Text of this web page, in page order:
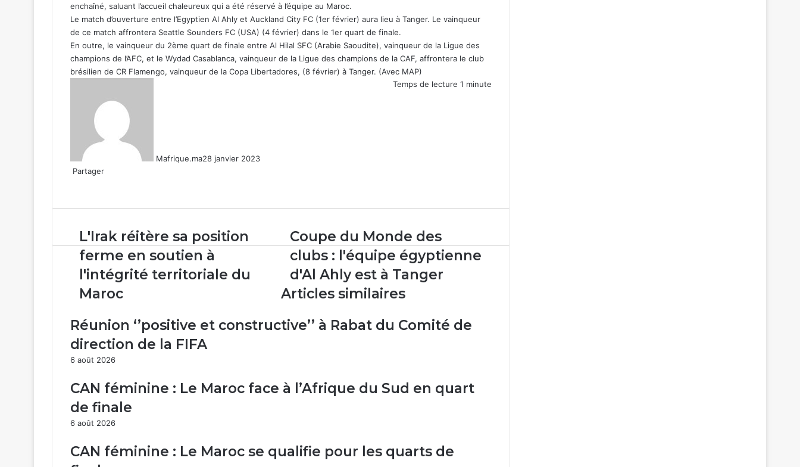
enchaîné, saluant l’accueil chaleureux qui a été réservé à l’équipe au Maroc.
Le match d’ouverture entre l’Egyptien Al Ahly et Auckland City FC (1er février) aura lieu à Tanger. Le vainqueur
de ce match affrontera Seattle Sounders FC (USA) (4 février) dans le 1er quart de finale.
En outre, le vainqueur du 2ème quart de finale entre Al Hilal SFC (Arabie Saoudite), vainqueur de la Ligue des
champions de l’AFC, et le Wydad Casablanca, vainqueur de la Ligue des champions de la CAF, affrontera le club
brésilien de CR Flamengo, vainqueur de la Copa Libertadores, (8 février) à Tanger. (Avec MAP)
Mafrique.ma28 janvier 2023
Temps de lecture 1 minute
Partager
email
L'Irak
réitère
sa
position
ferme
en
à
l'intégrité
territoriale
du
L'Irak réitère sa position
ferme en soutien à
l'intégrité territoriale du
Maroc
Coupe
du
Monde
des
clubs
:
égyptienne
d'Al
Tanger
Coupe du Monde des
clubs : l'équipe égyptienne
d'Al Ahly est à Tanger
Articles similaires
Réunion ‘’positive et constructive’’ à Rabat du Comité de
direction de la FIFA
6 août 2026
CAN féminine : Le Maroc face à l’Afrique du Sud en quart
de finale
6 août 2026
CAN féminine : Le Maroc se qualifie pour les quarts de